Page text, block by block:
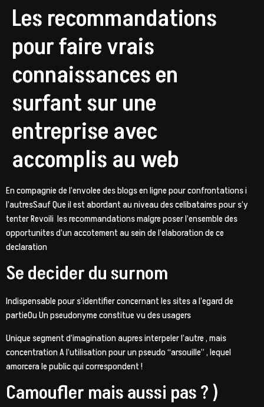
Les recommandations
pour faire vrais
connaissances en
surfant sur une
entreprise avec
accomplis au web
En compagnie de l’envolee des blogs en ligne pour confrontations i
l’autresSauf Que il est abordant au niveau des celibataires pour s’y
tenter Revoili les recommandations malgre poser l’ensemble des
opportunites d’un accotement au sein de l’elaboration de ce
declaration
Se decider du surnom
Indispensable pour s’identifier concernant les sites a l’egard de
partieOu Un pseudonyme constitue vu des usagers
Unique segment d’imagination aupres interpeler l’autre , mais
concentration A l’utilisation pour un pseudo “arsouille” , lequel
amorcera le public qui correspondent !
Camoufler mais aussi pas ? )